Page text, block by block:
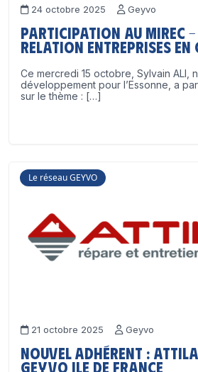
24 octobre 2025 Geyvo
Participation au MIREC
Relation Entreprises en
Ce mercredi 15 octobre, Sylvain ALI,
développement pour l’Essonne, a
sur le thème : […]
Le réseau GEYVO
21 octobre 2025 Geyvo
Nouvel adhérent :
GEYVO Ile de France